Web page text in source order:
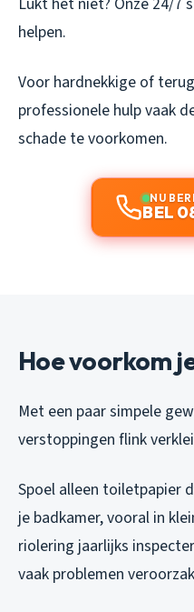
helpen.
Voor hardnekkige of
professionele hulp vaak
schade te voorkomen.
NU
BEL
Hoe voorkom
Met een paar simpele
verstoppingen flink
Spoel alleen toiletpapier
je badkamer, vooral in
riolering jaarlijks
vaak problemen